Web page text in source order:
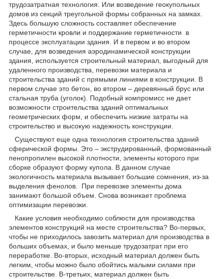
трудозатратная технология. Или возведение геокупольных
домов из секций треугольной формы собранных на замках.
Здесь большую сложность составляет обеспечение
герметичности кровли и поддержание герметичности в
процессе эксплуатации здания. И в первом и во втором
случае, для возведения аэродинамической конструкции
здания, используется строительный материал, выгодный для
удаленного производства, перевозки материала и
строительства зданий с прямыми линиями в конструкции. В
первом случае это бетон, во втором – деревянный брус или
стальная труба (уголок). Подобный компромисс не дает
возможности строительства зданий оптимальных
геометрических форм, и обеспечить низкие затраты на
строительство и высокую надежность конструкции.
Существуют еще одна технология строительства зданий
сферической формы. Это – экструдированный, формованный
пенопропилен высокой плотности, элементы которого при
сборке образуют форму купола. В данном случае
экологичность материала вызывает большие сомнения, из-за
выделения фенолов. При перевозке элементы дома
занимают большой объем. Снова возникает проблема
оптимизации перевозки.
Какие условия необходимо соблюсти для производства
элементов конструкций на месте строительства? Во-первых,
чтобы не приходилось завозить материал для производства в
больших объемах, и было меньше трудозатрат при его
переработке. Во-вторых, исходный материал должен быть
легким, чтобы можно было обойтись малыми силами при
строительстве. В-третьих, материал должен быть